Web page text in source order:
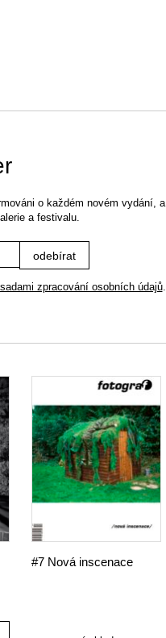
o každém novém vydání, a
a festivalu.
zpracování osobních údajů.
#7 Nová inscenace